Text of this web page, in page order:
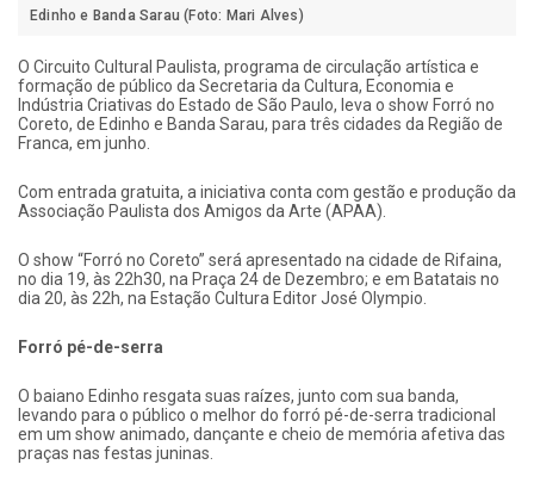
Edinho e Banda Sarau (Foto: Mari Alves)
O Circuito Cultural Paulista, programa de circulação artística e
formação de público da Secretaria da Cultura, Economia e
Indústria Criativas do Estado de São Paulo, leva o show Forró no
Coreto, de Edinho e Banda Sarau, para três cidades da Região de
Franca, em junho.
Com entrada gratuita, a iniciativa conta com gestão e produção da
Associação Paulista dos Amigos da Arte (APAA).
O show “Forró no Coreto” será apresentado na cidade de Rifaina,
no dia 19, às 22h30, na Praça 24 de Dezembro; e em Batatais no
dia 20, às 22h, na Estação Cultura Editor José Olympio.
Forró pé-de-serra
O baiano Edinho resgata suas raízes, junto com sua banda,
levando para o público o melhor do forró pé-de-serra tradicional
em um show animado, dançante e cheio de memória afetiva das
praças nas festas juninas.